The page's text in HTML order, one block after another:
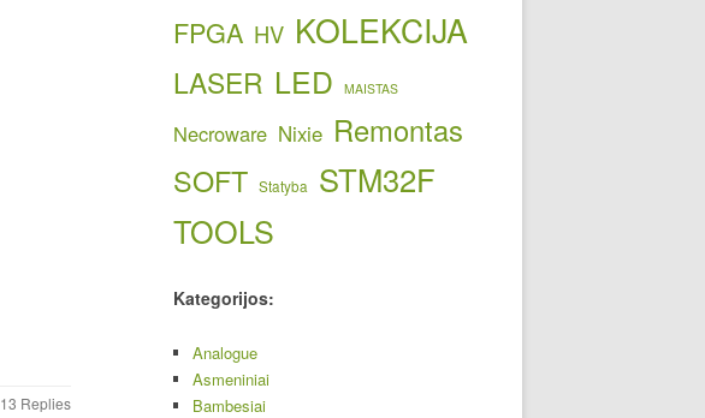
13 Replies
FPGA HV KOLEKCIJA
LASER LED MAISTAS
Necroware Nixie Remontas
SOFT Statyba
STM32F
TOOLS
Kategorijos:
Analogue
Asmeniniai
Bambesiai